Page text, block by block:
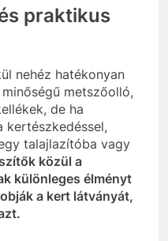
praktikus
nehéz hatékonyan
metszőolló,
de ha
kertészkedéssel,
talajlazítóba vagy
közül a
különleges élményt
a kert látványát,